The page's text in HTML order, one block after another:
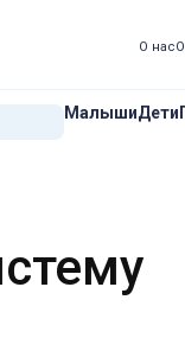
О нас
МалышиДети